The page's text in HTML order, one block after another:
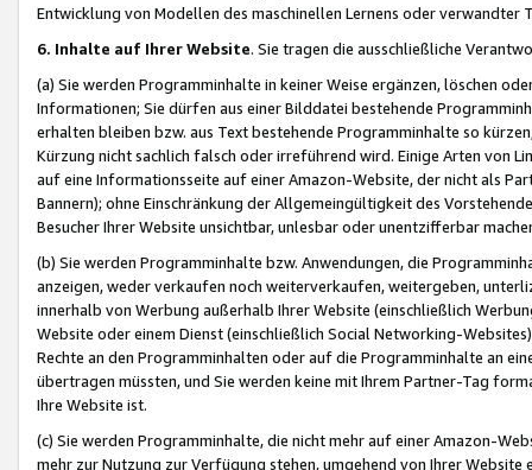
Entwicklung von Modellen des maschinellen Lernens oder
6. Inhalte auf Ihrer Website. Sie tragen die ausschließliche
(a) Sie werden Programminhalte in keiner Weise ergänzen, löschen
Informationen; Sie dürfen aus einer Bilddatei bestehende
erhalten bleiben bzw. aus Text bestehende Programminhalte so
Kürzung nicht sachlich falsch oder irreführend wird. Einige Arten von
auf eine Informationsseite auf einer Amazon-Website, der nicht als
Bannern); ohne Einschränkung der Allgemeingültigkeit des
Besucher Ihrer Website unsichtbar, unlesbar oder unentzifferbar
(b) Sie werden Programminhalte bzw. Anwendungen, die
anzeigen, weder verkaufen noch weiterverkaufen, weitergeben,
innerhalb von Werbung außerhalb Ihrer Website (einschließlich
Website oder einem Dienst (einschließlich Social Networking-
Rechte an den Programminhalten oder auf die Programminhalte an
übertragen müssten, und Sie werden keine mit Ihrem Partner-Tag
Ihre Website ist.
(c) Sie werden Programminhalte, die nicht mehr auf einer Amazon-
mehr zur Nutzung zur Verfügung stehen, umgehend von Ihrer